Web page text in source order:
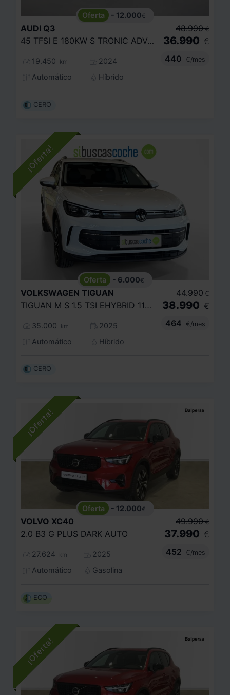
- 12.000€
AUDI Q3
45 TFSI E 180KW S TRONIC ADVANCED
19.450 km
2024
Automático
Híbrido
48.990 €
36.990 €
440
€/mes
CERO
- 6.000€
VOLKSWAGEN TIGUAN
TIGUAN M S 1.5 TSI EHYBRID 110 KW (150 CV) / 85 KW (115 CV) AUTOM TICO DSG 6 VEL.
35.000 km
2025
Automático
Híbrido
44.990 €
38.990 €
464
€/mes
CERO
- 12.000€
VOLVO XC40
2.0 B3 G PLUS DARK AUTO
27.624 km
2025
Automático
Gasolina
49.990 €
37.990 €
452
€/mes
ECO